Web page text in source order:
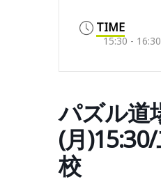
TIME
15:30 - 16:30
パズル道
(月
校